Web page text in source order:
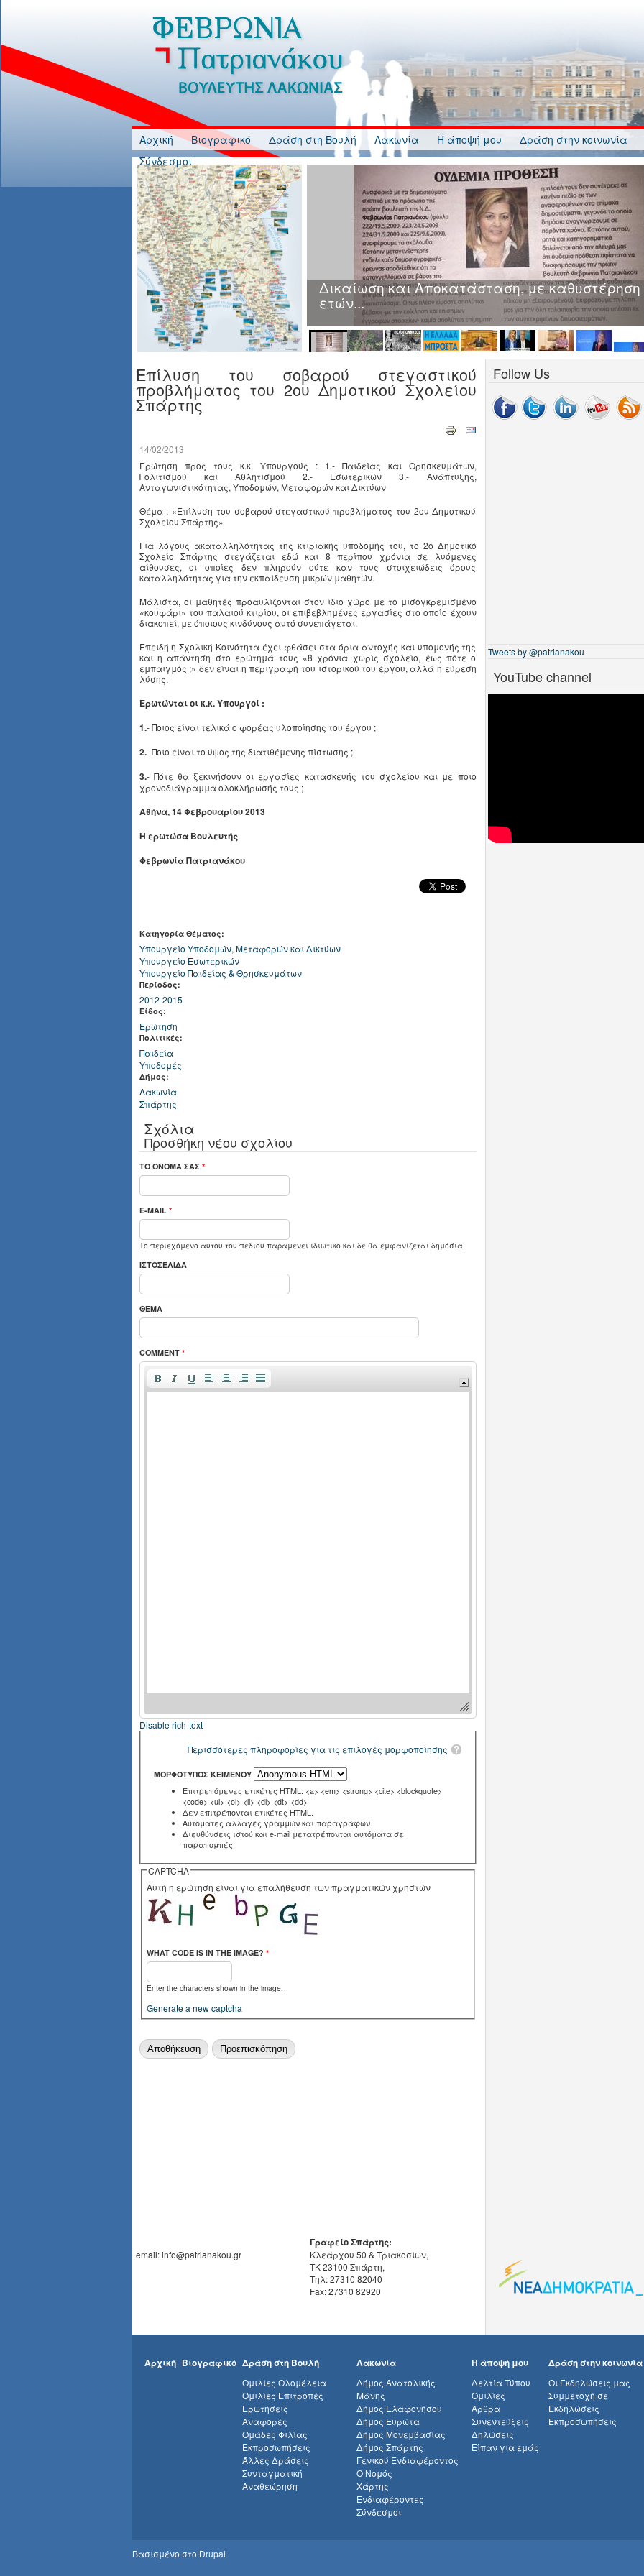
Αρχική Βιογραφικό Δράση στη Βουλή Λακωνία Η άποψή μου Δράση στην κοινωνία
Σύνδεσμοι
Κυβερνητική Ανικανότητα, Ανευθυνότητα,
και Αδιαφορία στη διαδικασία κατάρτισης και
ανάρτησης Δασικών Χαρτών
Επίλυση του σοβαρού στεγαστικού
προβλήματος του 2ου Δημοτικού Σχολείου
Σπάρτης
14/02/2013
Ερώτηση προς τους κ.κ. Υπουργούς : 1.- Παιδείας και Θρησκευμάτων,
Πολιτισμού και Αθλητισμού 2.- Εσωτερικών 3.- Ανάπτυξης,
Ανταγωνιστικότητας, Υποδομών, Μεταφορών και Δικτύων
Θέμα : «Επίλυση του σοβαρού στεγαστικού προβλήματος του 2ου Δημοτικού
Σχολείου Σπάρτης»
Για λόγους ακαταλληλότητας της κτιριακής υποδομής του, το 2ο Δημοτικό
Σχολείο Σπάρτης στεγάζεται εδώ και 8 περίπου χρόνια σε λυόμενες
αίθουσες, οι οποίες δεν πληρούν ούτε καν τους στοιχειώδεις όρους
καταλληλότητας για την εκπαίδευση μικρών μαθητών.
Μάλιστα, οι μαθητές προαυλίζονται στον ίδιο χώρο με το μισογκρεμισμένο
«κουφάρι» του παλαιού κτιρίου, οι επιβεβλημένες εργασίες στο οποίο έχουν
διακοπεί, με όποιους κινδύνους αυτό συνεπάγεται.
Επειδή η Σχολική Κοινότητα έχει φθάσει στα όρια αντοχής και υπομονής της
και η απάντηση στο ερώτημά τους «8 χρόνια χωρίς σχολείο, έως πότε ο
εμπαιγμός ;» δεν είναι η περιγραφή του ιστορικού του έργου, αλλά η εύρεση
λύσης.
Ερωτώνται οι κ.κ. Υπουργοί :
1.- Ποιος είναι τελικά ο φορέας υλοποίησης του έργου ;
2.- Ποιο είναι το ύψος της διατιθέμενης πίστωσης ;
3.- Πότε θα ξεκινήσουν οι εργασίες κατασκευής του σχολείου και με ποιο
χρονοδιάγραμμα ολοκλήρωσής τους ;
Αθήνα, 14 Φεβρουαρίου 2013
Η ερωτώσα Βουλευτής
Φεβρωνία Πατριανάκου
Κατηγορία Θέματος:
Υπουργείο Υποδομών, Μεταφορών και Δικτύων
Υπουργείο Εσωτερικών
Υπουργείο Παιδείας & Θρησκευμάτων
Περίοδος:
2012-2015
Είδος:
Ερώτηση
Πολιτικές:
Παιδεία
Υποδομές
Δήμος:
Λακωνία
Σπάρτης
Σχόλια
Προσθήκη νέου σχολίου
ΤΟ ΌΝΟΜΆ ΣΑΣ *
E-MAIL *
Το περιεχόμενο αυτού του πεδίου παραμένει ιδιωτικό και δε θα εμφανίζεται δημόσια.
ΙΣΤΟΣΕΛΊΔΑ
ΘΈΜΑ
COMMENT *
Disable rich-text
Περισσότερες πληροφορίες για τις επιλογές μορφοποίησης
ΜΟΡΦΌΤΥΠΟΣ ΚΕΙΜΈΝΟΥ
Επιτρεπόμενες ετικέτες HTML: <a> <em> <strong> <cite> <blockquote>
<code> <ul> <ol> <li> <dl> <dt> <dd>
Δεν επιτρέπονται ετικέτες HTML.
Αυτόματες αλλαγές γραμμών και παραγράφων.
Διευθύνσεις ιστού και e-mail μετατρέπονται αυτόματα σε
παραπομπές.
CAPTCHA
Αυτή η ερώτηση είναι για επαλήθευση των πραγματικών χρηστών
WHAT CODE IS IN THE IMAGE? *
Enter the characters shown in the image.
Generate a new captcha
Follow Us
Tweets by @patrianakou
YouTube channel
email: info@patrianakou.gr
Γραφείο Σπάρτης:
Κλεάρχου 50 & Τριακοσίων,
ΤΚ 23100 Σπάρτη,
Τηλ: 27310 82040
Fax: 27310 82920
Αρχική Βιογραφικό Δράση στη Βουλή
Ομιλίες Ολομέλεια
Ομιλίες Επιτροπές
Ερωτήσεις
Αναφορές
Ομάδες Φιλίας
Εκπροσωπήσεις
Άλλες Δράσεις
Συνταγματική
Αναθεώρηση
Λακωνία
Δήμος Ανατολικής
Μάνης
Δήμος Ελαφονήσου
Δήμος Ευρώτα
Δήμος Μονεμβασίας
Δήμος Σπάρτης
Γενικού Ενδιαφέροντος
Ο Νομός
Χάρτης
Ενδιαφέροντες
Σύνδεσμοι
Η άποψή μου
Δελτία Τύπου
Ομιλίες
Άρθρα
Συνεντεύξεις
Δηλώσεις
Είπαν για εμάς
Δράση στην κοινωνία
Οι Εκδηλώσεις μας
Συμμετοχή σε
Εκδηλώσεις
Εκπροσωπήσεις
Βασισμένο στο Drupal